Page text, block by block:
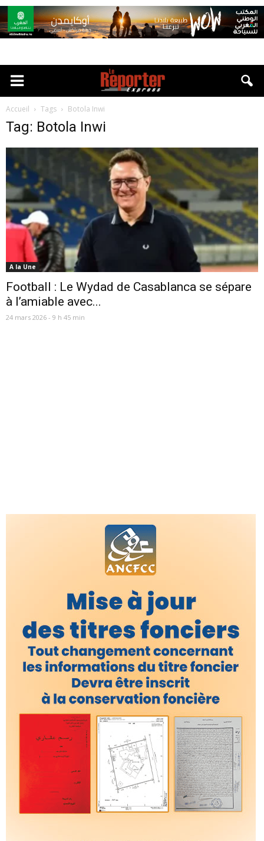
Accueil Tags Botola Inwi
Tag: Botola Inwi
A la Une
Football : Le Wydad de Casablanca se sépare
à l’amiable avec...
24 mars 2026 - 9 h 45 min